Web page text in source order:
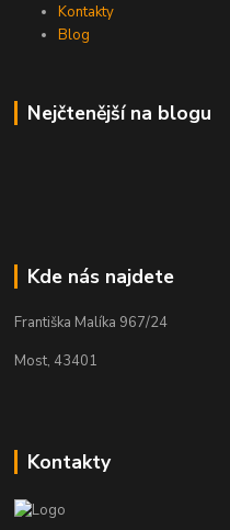
Kontakty
Blog
Nejčtenější na blogu
Kde nás najdete
Františka Malíka 967/24
Most, 43401
Kontakty